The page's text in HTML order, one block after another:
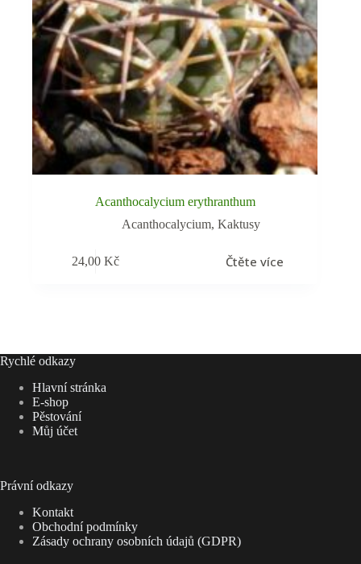
Acanthocalycium erythranthum
Acanthocalycium,Kaktusy
24,00Kč Čtěte více
Rychlé odkazy
Hlavní stránka
E-shop
Pěstování
Můj účet
Právní odkazy
Kontakt
Obchodní podmínky
Zásady ochrany osobních údajů (GDPR)